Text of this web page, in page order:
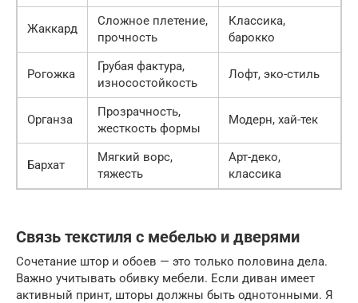
Жаккард
Сложное плетение,
прочность
Классика,
барокко
Рогожка
Грубая фактура,
износостойкость
Лофт, эко-стиль
Органза
Прозрачность,
жесткость формы
Модерн, хай-тек
Бархат
Мягкий ворс,
тяжесть
Арт-деко,
классика
Связь текстиля с мебелью и дверями
Сочетание штор и обоев — это только половина дела.
Важно учитывать обивку мебели. Если диван имеет
активный принт, шторы должны быть однотонными. Я